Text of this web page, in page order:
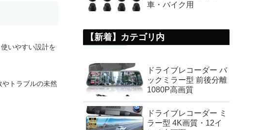
いやすい設計を
トラブルの未然
車・バイク用
【新着】カテゴリ内
ドライブレコーダー バ
ックミラー型 前後分離
1080P高画質
ドライブレコーダー ミ
ラー型 4K画質・12イ